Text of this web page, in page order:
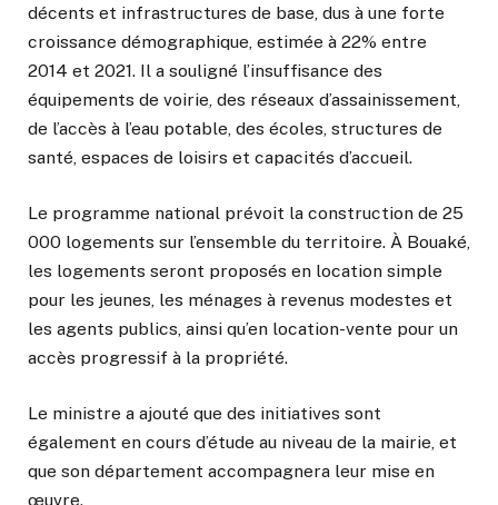
décents et infrastructures de base, dus à une forte
croissance démographique, estimée à 22% entre
2014 et 2021. Il a souligné l’insuffisance des
équipements de voirie, des réseaux d’assainissement,
de l’accès à l’eau potable, des écoles, structures de
santé, espaces de loisirs et capacités d’accueil.
Le programme national prévoit la construction de 25
000 logements sur l’ensemble du territoire. À Bouaké,
les logements seront proposés en location simple
pour les jeunes, les ménages à revenus modestes et
les agents publics, ainsi qu’en location-vente pour un
accès progressif à la propriété.
Le ministre a ajouté que des initiatives sont
également en cours d’étude au niveau de la mairie, et
que son département accompagnera leur mise en
œuvre.